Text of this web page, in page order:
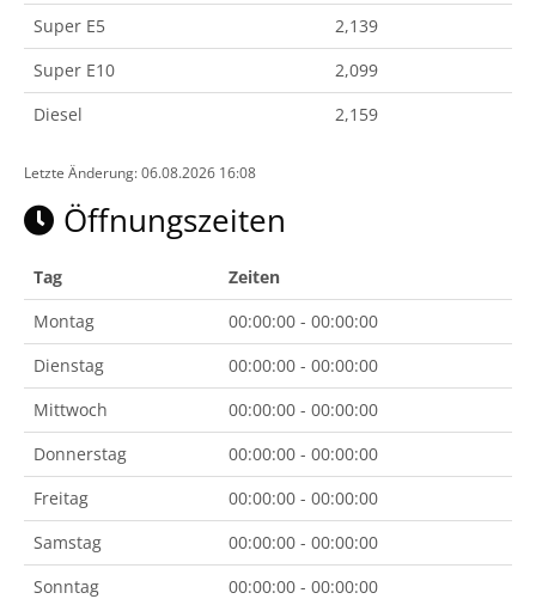
Super E5
2,139
Super E10
2,099
Diesel
2,159
Letzte Änderung: 06.08.2026 16:08
Öffnungszeiten
Tag
Zeiten
Montag
00:00:00 - 00:00:00
Dienstag
00:00:00 - 00:00:00
Mittwoch
00:00:00 - 00:00:00
Donnerstag
00:00:00 - 00:00:00
Freitag
00:00:00 - 00:00:00
Samstag
00:00:00 - 00:00:00
Sonntag
00:00:00 - 00:00:00